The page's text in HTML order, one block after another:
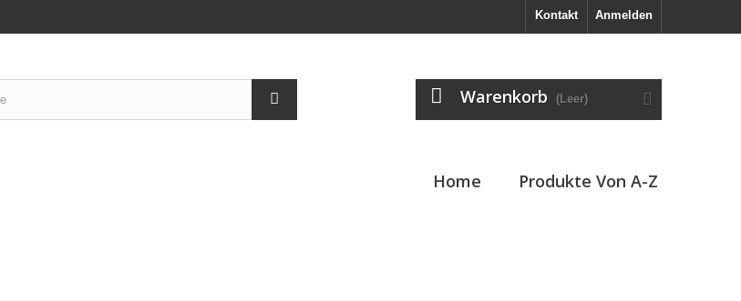
Anmelden
Kontakt
Warenkorb (Leer)
Home Produkte Von A-Z